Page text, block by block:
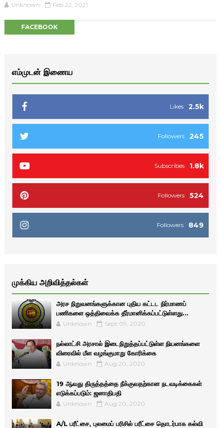
Unknown Feb 22, 2021
FACEBOOK
எம்முடன் இணைய
2.5k
Likes
245
Followers
1.8k
Subscribes
524
Followers
849
Followers
முக்கிய அறிவித்தல்கள்
அரச நிறுவனங்களுக்கான புதிய கட்டட நிர்மாணப்
பணிகளை ஒத்திவைக்க தீர்மானிக்கப்பட்டுள்ளது...
Unknown Sept 09, 2020
நல்லாட்சி அரசால் இடைநிறுத்தப்பட்டுள்ள நியனங்களை
விரைவில் மீள வழங்குமாறு கோரிக்கை
Unknown Aug 20, 2020
19 ஆவது திருத்தத்தை நீக்குவதற்கான நடவடிக்கைகள்
எடுக்கப்படும்: ஜனாதிபதி
Unknown Aug 20, 2020
A/L பரீட்சை, புலமைப் பரிசில் பரீட்சை தொடர்பாக கல்வி